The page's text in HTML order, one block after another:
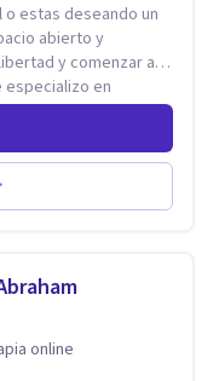
estas deseando un
abierto y
y comenzar a
mi experiencia
y Parejas con
del estrés,
Retos en la Crianza,
con más de 12
online